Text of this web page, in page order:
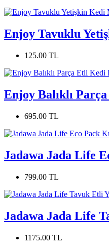
Enjoy Tavuklu
125.00 TL
Enjoy Balıklı
695.00 TL
Jadawa Jada Life
799.00 TL
Jadawa Jada Life
1175.00 TL